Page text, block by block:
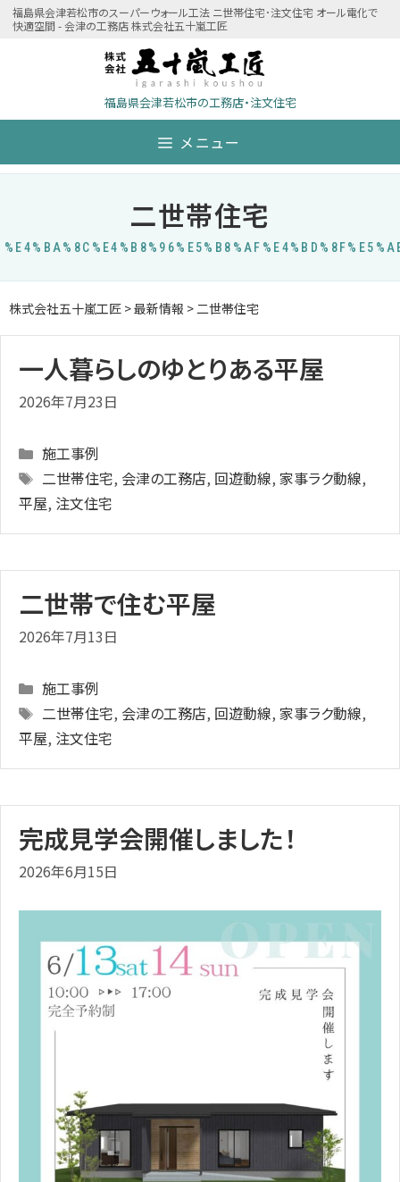
Skip福島県会津若松市のスーパーウォール工法 ニ世帯住宅･注文住宅 オール電化で
快適空間 - 会津の工務店 株式会社五十嵐工匠
福島県会津若松市の工務店・注文住宅
メニュー
二世帯住宅
株式会社五十嵐工匠 >最新情報 >二世帯住宅
一人暮らしのゆとりある平屋
2026年7月23日
Categories
施工事例
Tags
二世帯住宅, 会津の工務店, 回遊動線, 家事ラク動線,
平屋, 注文住宅
二世帯で住む平屋
2026年7月13日
Categories
施工事例
Tags
二世帯住宅, 会津の工務店, 回遊動線, 家事ラク動線,
平屋, 注文住宅
完成見学会開催しました！
2026年6月15日